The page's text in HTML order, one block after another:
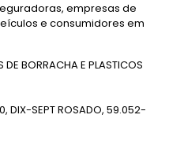
empresas de
e consumidores em
DE BORRACHA E PLASTICOS
DIX-SEPT ROSADO, 59.052-